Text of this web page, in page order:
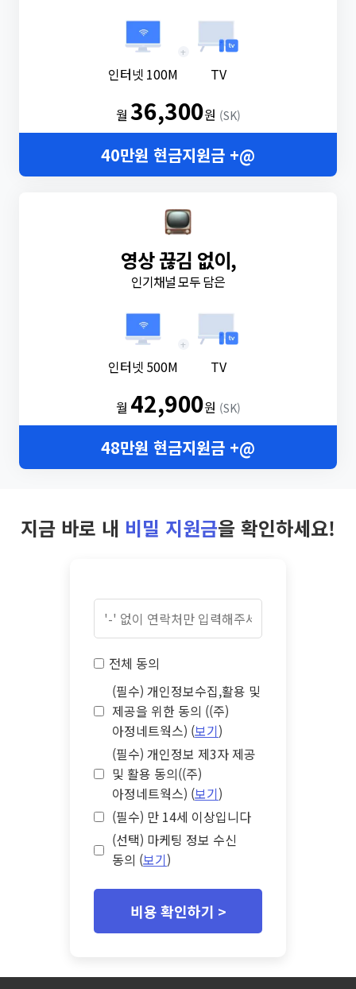
인터넷 100M
+
TV
월36,300원 (SK)
40만원 현금지원금 +@
영상 끊김 없이,
인기채널 모두 담은
인터넷 500M
+
TV
월 42,900원 (SK)
48만원 현금지원금 +@
지금 바로 내 비밀 지원금을 확인하세요!
전체 동의
(필수) 개인정보수집,활용 및
제공을 위한 동의 ((주)
아정네트웍스) (보기)
(필수) 개인정보 제3자 제공
및 활용 동의((주)
아정네트웍스) (보기)
(필수) 만 14세 이상입니다
(선택) 마케팅 정보 수신
동의 (보기)
비용 확인하기 >